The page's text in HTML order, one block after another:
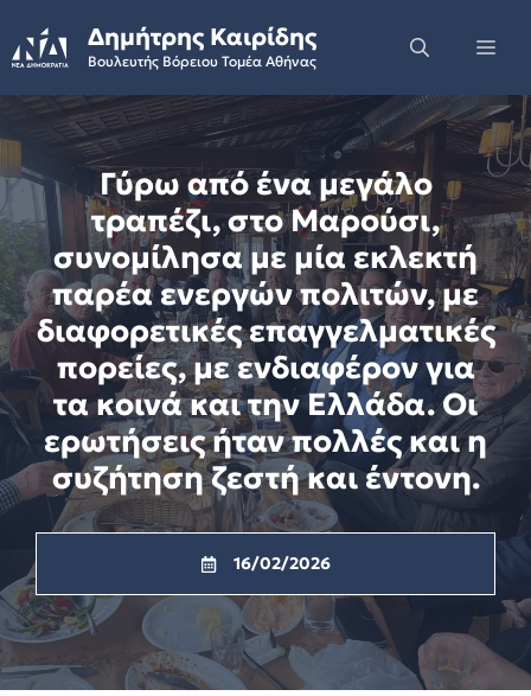
to
content
Δημήτρης Καιρίδης
Βουλευτής Βόρειου Τομέα Αθήνας
Γύρω από ένα μεγάλο
τραπέζι, στο Μαρούσι,
συνομίλησα με μία εκλεκτή
παρέα ενεργών πολιτών, με
διαφορετικές επαγγελματικές
πορείες, με ενδιαφέρον για
τα κοινά και την Ελλάδα. Οι
ερωτήσεις ήταν πολλές και η
συζήτηση ζεστή και έντονη.
16/02/2026